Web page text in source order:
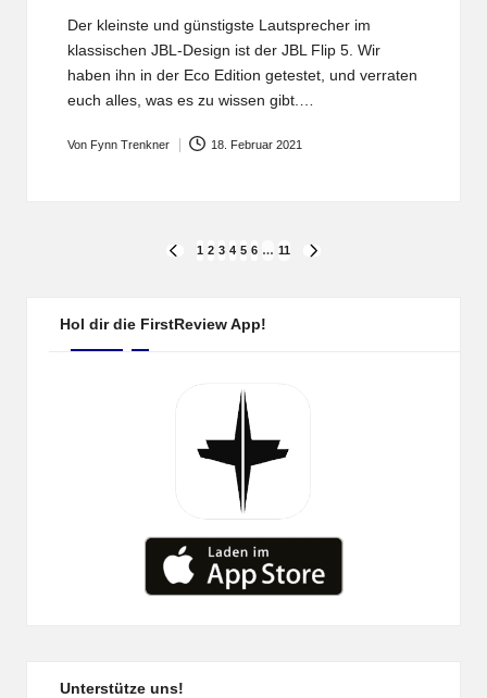
Der kleinste und günstigste Lautsprecher im
klassischen JBL-Design ist der JBL Flip 5. Wir
haben ihn in der Eco Edition getestet, und verraten
euch alles, was es zu wissen gibt.…
Posted
Von Fynn Trenkner 18. Februar 2021
Seitennummerierung
Beiträge
PREVIOUS
1 2 3 4 5 6 … 11
Hol dir die FirstReview App!
Unterstütze uns!